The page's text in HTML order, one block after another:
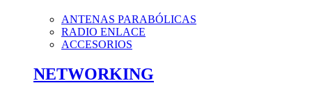
ANTENAS PARABÓLICAS
RADIO ENLACE
ACCESORIOS
NETWORKING